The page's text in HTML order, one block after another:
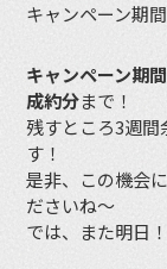
キャンペーン期
キャンペーン期
成約分まで！
残すところ3週間
す！
是非、この機会
ださいね〜
では、また明日！